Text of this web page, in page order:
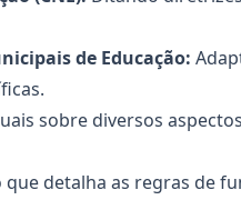
de Educação:
sobre diversos
que detalha as regras de